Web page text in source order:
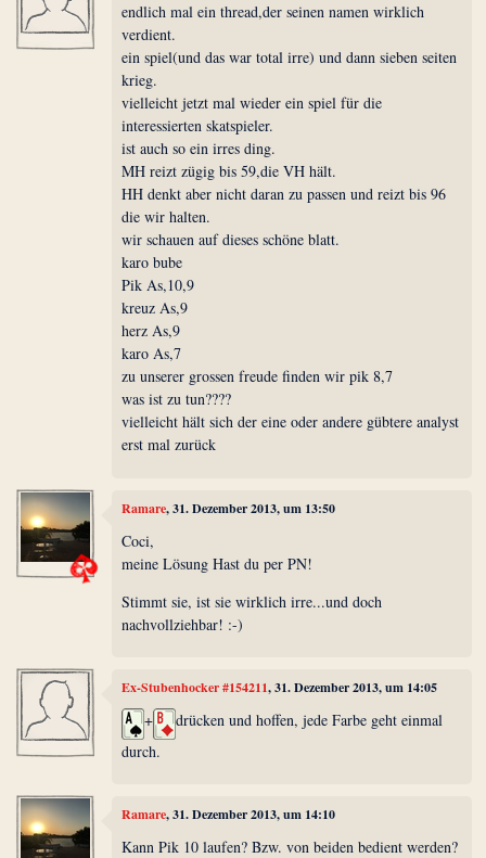
endlich mal ein thread,der seinen namen wirklich
verdient.
ein spiel(und das war total irre) und dann sieben seiten
krieg.
vielleicht jetzt mal wieder ein spiel für die
interessierten skatspieler.
ist auch so ein irres ding.
MH reizt zügig bis 59,die VH hält.
HH denkt aber nicht daran zu passen und reizt bis 96
die wir halten.
wir schauen auf dieses schöne blatt.
karo bube
Pik As,10,9
kreuz As,9
herz As,9
karo As,7
zu unserer grossen freude finden wir pik 8,7
was ist zu tun????
vielleicht hält sich der eine oder andere gübtere analyst
erst mal zurück
Ramare, 31. Dezember 2013, um 13:50
Coci,
meine Lösung Hast du per PN!
Stimmt sie, ist sie wirklich irre...und doch
nachvollziehbar! :-)
Ex-Stubenhocker #154211, 31. Dezember 2013, um 14:05
+
drücken und hoffen, jede Farbe geht einmal
durch.
Ramare, 31. Dezember 2013, um 14:10
Kann Pik 10 laufen? Bzw. von beiden bedient werden?